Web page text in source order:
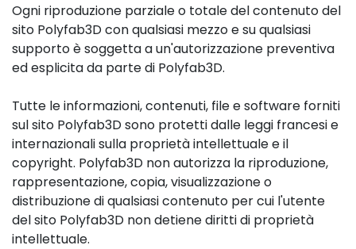
Ogni riproduzione parziale o totale del contenuto del
sito Polyfab3D con qualsiasi mezzo e su qualsiasi
supporto è soggetta a un'autorizzazione preventiva
ed esplicita da parte di Polyfab3D.
Tutte le informazioni, contenuti, file e software forniti
sul sito Polyfab3D sono protetti dalle leggi francesi e
internazionali sulla proprietà intellettuale e il
copyright. Polyfab3D non autorizza la riproduzione,
rappresentazione, copia, visualizzazione o
distribuzione di qualsiasi contenuto per cui l'utente
del sito Polyfab3D non detiene diritti di proprietà
intellettuale.